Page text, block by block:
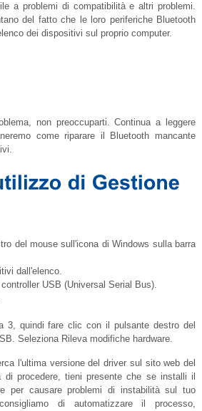
a problemi di compatibilità e altri problemi.
del fatto che le loro periferiche Bluetooth
dei dispositivi sul proprio computer.
non preoccuparti. Continua a leggere
come riparare il Bluetooth mancante
del mouse sull'icona di Windows sulla barra
dall'elenco.
USB (Universal Serial Bus).
3, quindi fare clic con il pulsante destro del
Seleziona Rileva modifiche hardware.
l'ultima versione del driver sul sito web del
di procedere, tieni presente che se installi il
per causare problemi di instabilità sul tuo
di automatizzare il processo,